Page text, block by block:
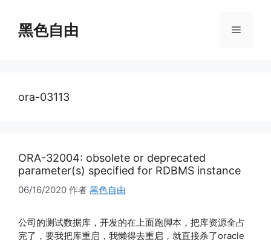
黑色自由 菜
ora-03113
ORA-32004: obsolete or deprecated
parameter(s) specified for RDBMS instance
06/16/2020 作者 黑色自由
公司的测试数据库，开发的在上面跑脚本，把库资源全占
完了，要我把库重启，我懒得去重启，就直接杀了oracle